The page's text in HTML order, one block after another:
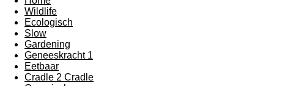
Wildlife
Ecologisch
Slow
Gardening
Geneeskracht 1
Eetbaar
Cradle 2 Cradle